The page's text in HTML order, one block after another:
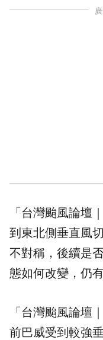
「台灣颱風論壇
到東北側垂直風
不對稱，後續是
態如何改變，仍
「台灣颱風論壇
前巴威受到較強